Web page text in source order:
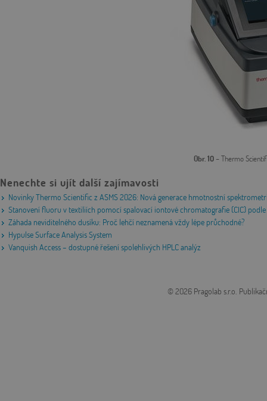
Obr. 10 – Thermo
Nenechte si ujít další zajímavosti
Novinky Thermo Scientific z ASMS 2026: Nová generace hmotnostní
Stanovení fluoru v textiliích pomocí spalovací iontové chromatografie (CIC)
Záhada neviditelného dusíku: Proč lehčí neznamená vždy lépe průchodné?
Hypulse Surface Analysis System
Vanquish Access – dostupné řešení spolehlivých HPLC analýz
© 2026 Pragolab s.r.o.